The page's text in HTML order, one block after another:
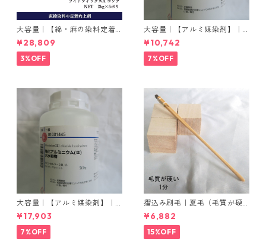
大容量｜【綿・麻の染料定着
向上剤】｜2kg×5本｜ライト
フィックスAコンク
¥28,809
3%OFF
大容量｜【アルミ媒染剤】｜5
00g−3本入り｜塩化アルミニ
ウム
¥10,742
7%OFF
大容量｜【アルミ媒染剤】｜5
00g−5本入り｜塩化アルミニ
ウム
¥17,903
7%OFF
摺込み刷毛｜夏毛（毛質が硬
い）1分｜16本入り＊1セット
¥6,882
15%OFF